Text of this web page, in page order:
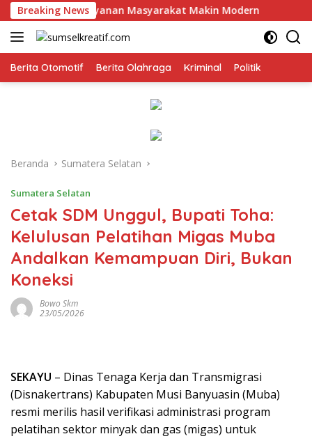
Langsung
ke
konten
Breaking News
Pelayanan Masyarakat Makin Modern Pemprov
Berita Otomotif Berita Olahraga Kriminal Politik
Beranda Sumatera Selatan
Sumatera Selatan
Cetak SDM Unggul, Bupati Toha:
Kelulusan Pelatihan Migas Muba
Andalkan Kemampuan Diri, Bukan
Koneksi
Bowo Skm
23/05/2026
SEKAYU – Dinas Tenaga Kerja dan Transmigrasi
(Disnakertrans) Kabupaten Musi Banyuasin (Muba)
resmi merilis hasil verifikasi administrasi program
pelatihan sektor minyak dan gas (migas) untuk